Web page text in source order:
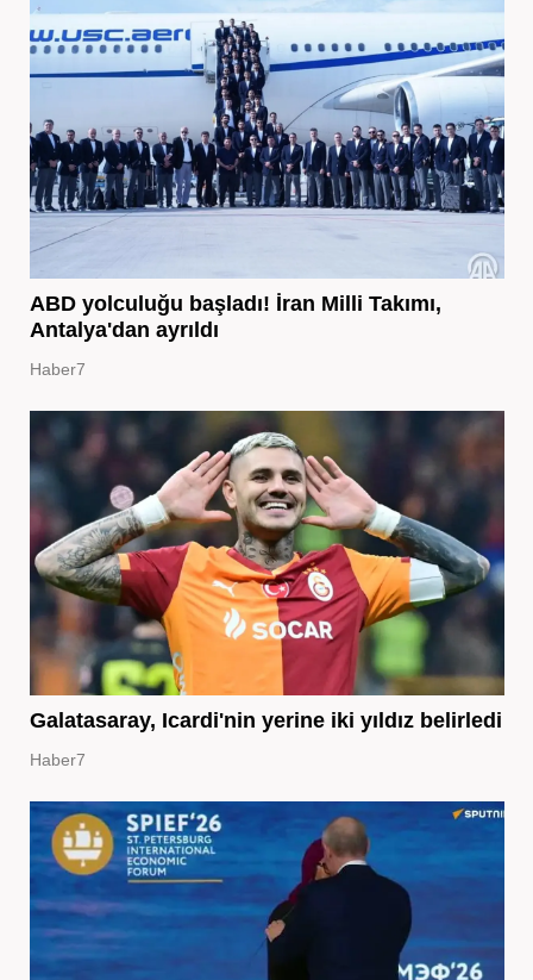
ABD yolculuğu başladı! İran Milli Takımı,
Antalya'dan ayrıldı
Haber7
Galatasaray, Icardi'nin yerine iki yıldız belirledi
Haber7